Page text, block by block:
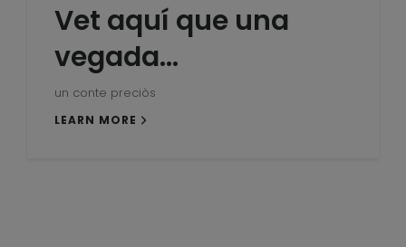
Vet aquí que una
vegada…
un conte preciòs
LEARN MORE